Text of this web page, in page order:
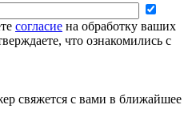
согласие на обработку ваших
что ознакомились с
свяжется с вами в ближайшее